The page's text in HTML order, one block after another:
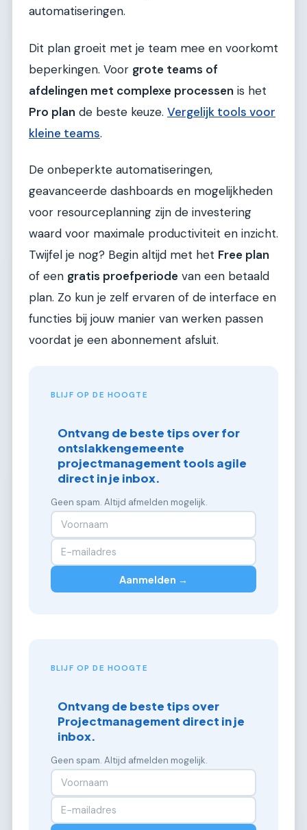
automatiseringen.
Dit plan groeit met je team mee en voorkomt
beperkingen. Voor grote teams of
afdelingen met complexe processen is het
Pro plan de beste keuze. Vergelijk tools voor
kleine teams.
De onbeperkte automatiseringen,
geavanceerde dashboards en mogelijkheden
voor resourceplanning zijn de investering
waard voor maximale productiviteit en inzicht.
Twijfel je nog? Begin altijd met het Free plan
of een gratis proefperiode van een betaald
plan. Zo kun je zelf ervaren of de interface en
functies bij jouw manier van werken passen
voordat je een abonnement afsluit.
BLIJF OP DE HOOGTE
Ontvang de beste tips over for
ontslakkengemeente
projectmanagement tools agile
direct in je inbox.
Geen spam. Altijd afmelden mogelijk.
Aanmelden →
BLIJF OP DE HOOGTE
Ontvang de beste tips over
Projectmanagement direct in je
inbox.
Geen spam. Altijd afmelden mogelijk.